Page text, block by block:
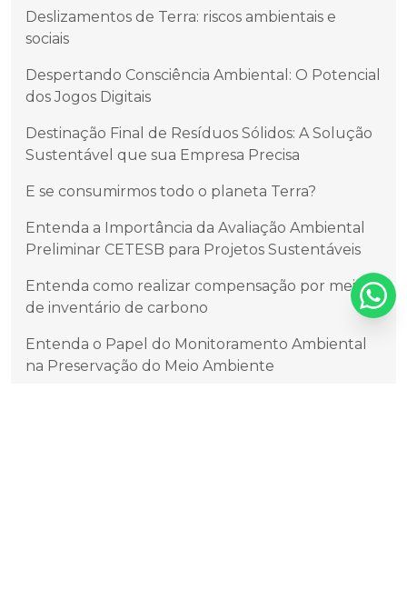
Deslizamentos de Terra: riscos ambientais e
sociais
Despertando Consciência Ambiental: O Potencial
dos Jogos Digitais
Destinação Final de Resíduos Sólidos: A Solução
Sustentável que sua Empresa Precisa
E se consumirmos todo o planeta Terra?
Entenda a Importância da Avaliação Ambiental
Preliminar CETESB para Projetos Sustentáveis
Entenda como realizar compensação por meio
de inventário de carbono
Entenda o Papel do Monitoramento Ambiental
na Preservação do Meio Ambiente